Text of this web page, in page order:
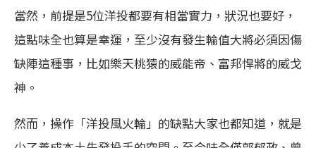
當然，前提是5位洋投都要有相當實力，狀況也要好，
這點味全也算是幸運，至少沒有發生輪值大將必須因傷
缺陣這種事，比如樂天桃猿的威能帝、富邦悍將的威戈
神。
然而，操作「洋投風火輪」的缺點大家也都知道，就是